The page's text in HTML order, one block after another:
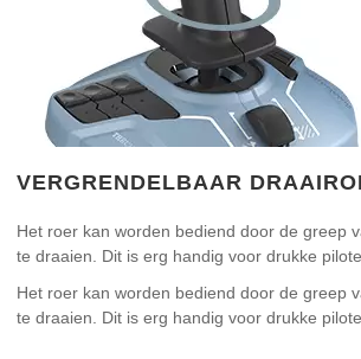
VERGRENDELBAAR
Het roer kan worden bediend door de greep
te draaien. Dit is erg handig voor drukke
Het roer kan worden bediend door de greep
te draaien. Dit is erg handig voor drukke